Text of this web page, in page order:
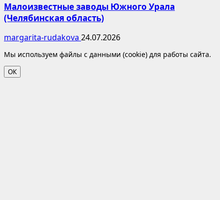
Малоизвестные заводы Южного Урала
(Челябинская область)
margarita-rudakova 24.07.2026
Мы используем файлы с данными (cookie) для работы сайта.
ОК